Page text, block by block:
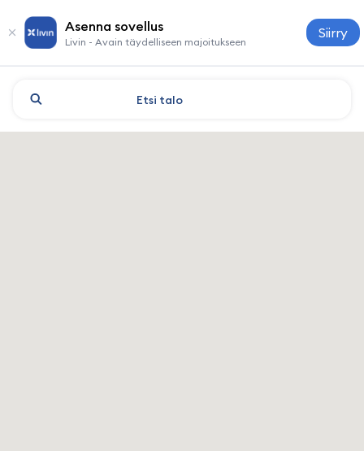
Asenna sovellus
Livin - Avain täydelliseen majoitukseen
Siirry
Etsi talo
Aktobe: hotellit ja majoitus